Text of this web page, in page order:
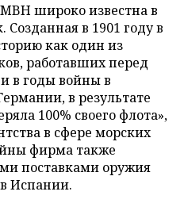
широко известна в
в 1901 году в
как один из
работавших перед
в годы войны в
в результате
100% своего флота»,
в сфере морских
фирма также
поставками оружия
Испании.